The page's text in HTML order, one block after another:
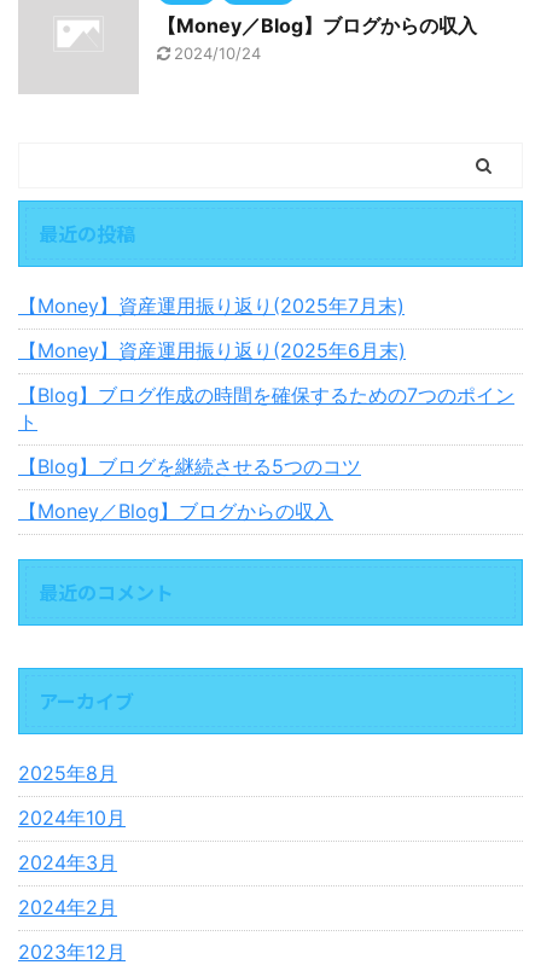
【Money／Blog】ブログからの収入
2024/10/24
最近の投稿
【Money】資産運用振り返り(2025年7月末)
【Money】資産運用振り返り(2025年6月末)
【Blog】ブログ作成の時間を確保するための7つのポイン
ト
【Blog】ブログを継続させる5つのコツ
【Money／Blog】ブログからの収入
最近のコメント
アーカイブ
2025年8月
2024年10月
2024年3月
2024年2月
2023年12月